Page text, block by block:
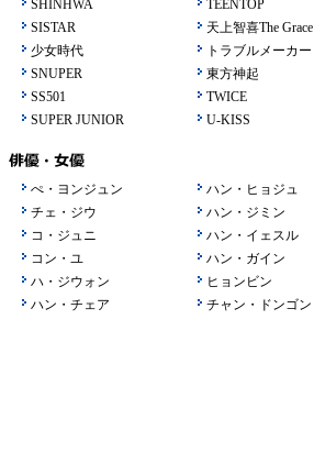
SHINHWA
SISTAR
少女時代
SNUPER
SS501
SUPER JUNIOR
TEENTOP
天上智喜The Grace
トラブルメーカー
東方神起
TWICE
U-KISS
ぺ・ヨンジュン
チェ・ジウ
コ・ジュニ
コン・ユ
ハ・ジウォン
ハン・チェア
ハン・ヒョジュ
ハン・ジミン
ハン・イェスル
ハン・ガイン
ヒョンビン
チャン・ドンゴン